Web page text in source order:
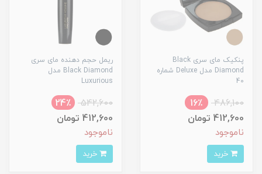
پنکیک مای سری Black
Diamond مدل Deluxe شماره
40
486,100
16٪
412,600 تومان
ناموجود
ریمل حجم دهنده مای سری
Black Diamond مدل
Luxurious
542,600
24٪
412,600 تومان
ناموجود